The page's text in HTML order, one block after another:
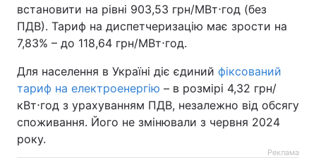
встановити на рівні 903,53 грн/МВт⋅год (без
ПДВ). Тариф на диспетчеризацію має зрости на
7,83% – до 118,64 грн/МВт⋅год.
Для населення в Україні діє єдиний фіксований
тариф на електроенергію – в розмірі 4,32 грн/
кВт⋅год з урахуванням ПДВ, незалежно від обсягу
споживання. Його не змінювали з червня 2024
року.
Реклама